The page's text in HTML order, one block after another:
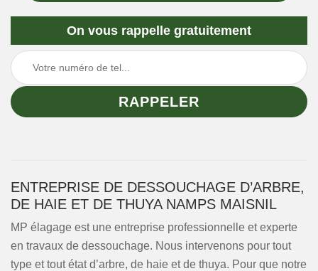
On vous rappelle gratuitement
ENTREPRISE DE DESSOUCHAGE D’ARBRE,
DE HAIE ET DE THUYA NAMPS MAISNIL
MP élagage est une entreprise professionnelle et experte
en travaux de dessouchage. Nous intervenons pour tout
type et tout état d’arbre, de haie et de thuya. Pour que notre